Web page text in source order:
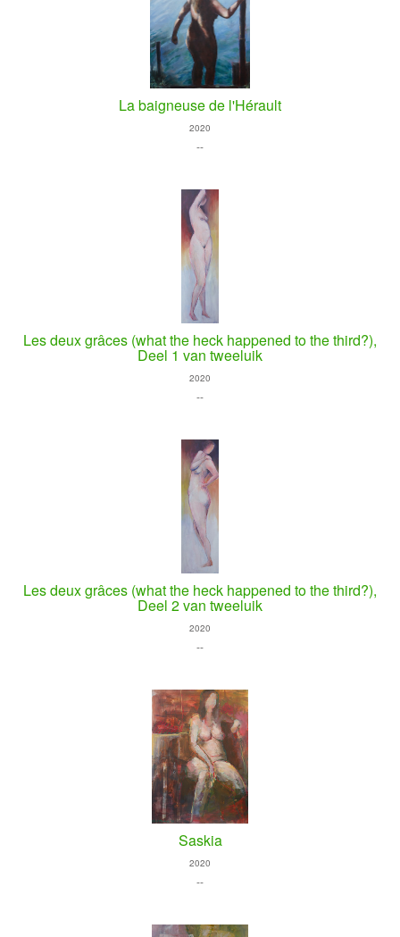
La baigneuse de l'Hérault
2020
--
Les deux grâces (what the heck happened to the third?),
Deel 1 van tweeluik
2020
--
Les deux grâces (what the heck happened to the third?),
Deel 2 van tweeluik
2020
--
Saskia
2020
--